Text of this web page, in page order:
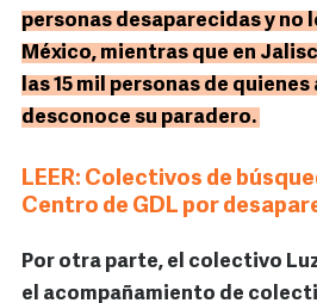
personas desaparecidas y no
México, mientras que en
las 15 mil personas de quienes
desconoce su paradero.
LEER: Colectivos de
Centro de GDL por
Por otra parte, el colectivo
el acompañamiento de